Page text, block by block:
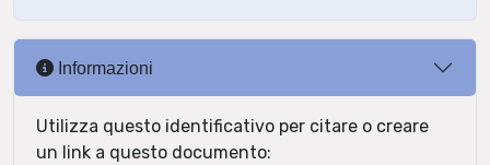
Informazioni
Utilizza questo identificativo per citare o creare
un link a questo documento: